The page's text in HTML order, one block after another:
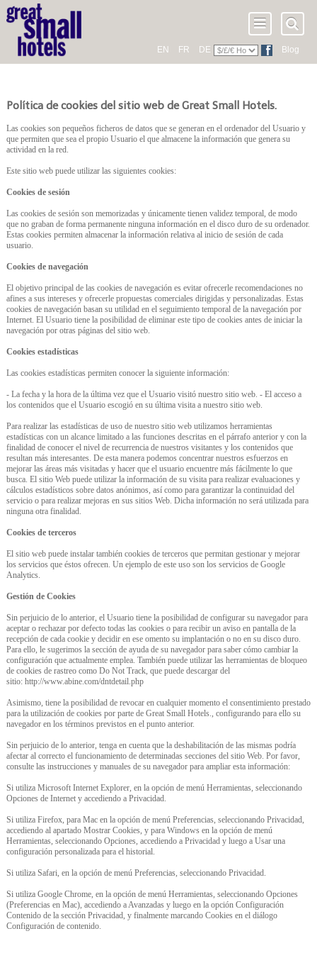
EN FR DE Blog
Política de cookies del sitio web de Great Small Hotels.
Las cookies son pequeños ficheros de datos que se generan en el ordenador del Usuario y
que permiten que sea el propio Usuario el que almacene la información que genera su
actividad en la red.
Este sitio web puede utilizar las siguientes cookies:
Cookies de sesión
Las cookies de sesión son memorizadas y únicamente tienen validez temporal, de modo
que no graban de forma permanente ninguna información en el disco duro de su ordenador.
Estas cookies permiten almacenar la información relativa al inicio de sesión de cada
usuario.
Cookies de navegación
El objetivo principal de las cookies de navegación es evitar ofrecerle recomendaciones no
afines a sus intereses y ofrecerle propuestas comerciales dirigidas y personalizadas. Estas
cookies de navegación basan su utilidad en el seguimiento temporal de la navegación por
Internet. El Usuario tiene la posibilidad de eliminar este tipo de cookies antes de iniciar la
navegación por otras páginas del sitio web.
Cookies estadísticas
Las cookies estadísticas permiten conocer la siguiente información:
- La fecha y la hora de la última vez que el Usuario visitó nuestro sitio web. - El acceso a
los contenidos que el Usuario escogió en su última visita a nuestro sitio web.
Para realizar las estadísticas de uso de nuestro sitio web utilizamos herramientas
estadísticas con un alcance limitado a las funciones descritas en el párrafo anterior y con la
finalidad de conocer el nivel de recurrencia de nuestros visitantes y los contenidos que
resultan más interesantes. De esta manera podemos concentrar nuestros esfuerzos en
mejorar las áreas más visitadas y hacer que el usuario encuentre más fácilmente lo que
busca. El sitio Web puede utilizar la información de su visita para realizar evaluaciones y
cálculos estadísticos sobre datos anónimos, así como para garantizar la continuidad del
servicio o para realizar mejoras en sus sitios Web. Dicha información no será utilizada para
ninguna otra finalidad.
Cookies de terceros
El sitio web puede instalar también cookies de terceros que permitan gestionar y mejorar
los servicios que éstos ofrecen. Un ejemplo de este uso son los servicios de Google
Analytics.
Gestión de Cookies
Sin perjuicio de lo anterior, el Usuario tiene la posibilidad de configurar su navegador para
aceptar o rechazar por defecto todas las cookies o para recibir un aviso en pantalla de la
recepción de cada cookie y decidir en ese omento su implantación o no en su disco duro.
Para ello, le sugerimos la sección de ayuda de su navegador para saber cómo cambiar la
configuración que actualmente emplea. También puede utilizar las herramientas de bloqueo
de cookies de rastreo como Do Not Track, que puede descargar del
sitio: http://www.abine.com/dntdetail.php
Asimismo, tiene la posibilidad de revocar en cualquier momento el consentimiento prestado
para la utilización de cookies por parte de Great Small Hotels., configurando para ello su
navegador en los términos previstos en el punto anterior.
Sin perjuicio de lo anterior, tenga en cuenta que la deshabilitación de las mismas podría
afectar al correcto el funcionamiento de determinadas secciones del sitio Web. Por favor,
consulte las instrucciones y manuales de su navegador para ampliar esta información:
Si utiliza Microsoft Internet Explorer, en la opción de menú Herramientas, seleccionando
Opciones de Internet y accediendo a Privacidad.
Si utiliza Firefox, para Mac en la opción de menú Preferencias, seleccionando Privacidad,
accediendo al apartado Mostrar Cookies, y para Windows en la opción de menú
Herramientas, seleccionando Opciones, accediendo a Privacidad y luego a Usar una
configuración personalizada para el historial.
Si utiliza Safari, en la opción de menú Preferencias, seleccionando Privacidad.
Si utiliza Google Chrome, en la opción de menú Herramientas, seleccionando Opciones
(Preferencias en Mac), accediendo a Avanzadas y luego en la opción Configuración
Contenido de la sección Privacidad, y finalmente marcando Cookies en el diálogo
Configuración de contenido.